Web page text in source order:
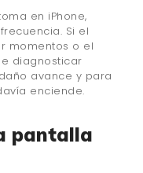
en iPhone,
Si el
momentos o el
diagnosticar
avance y para
enciende.
pantalla